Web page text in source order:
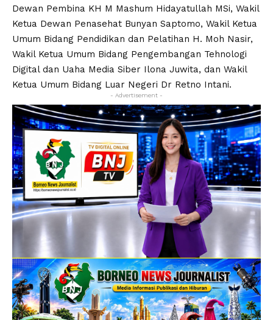
Dewan Pembina KH M Mashum Hidayatullah MSi, Wakil
Ketua Dewan Penasehat Bunyan Saptomo, Wakil Ketua
Umum Bidang Pendidikan dan Pelatihan H. Moh Nasir,
Wakil Ketua Umum Bidang Pengembangan Tehnologi
Digital dan Uaha Media Siber Ilona Juwita, dan Wakil
Ketua Umum Bidang Luar Negeri Dr Retno Intani.
- Advertisement -